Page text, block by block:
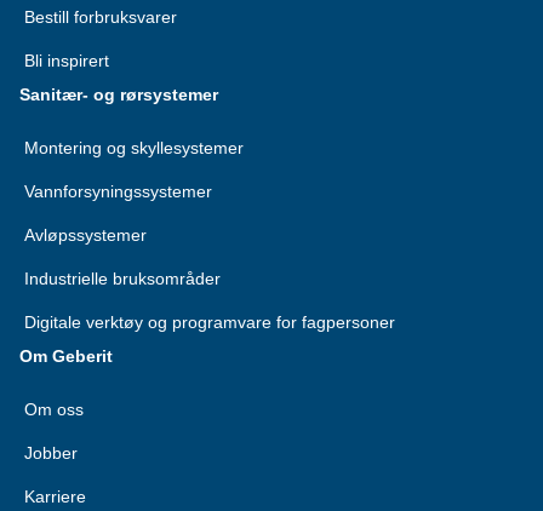
Bestill forbruksvarer
Bli inspirert
Sanitær- og rørsystemer
Montering og skyllesystemer
Vannforsyningssystemer
Avløpssystemer
Industrielle bruksområder
Digitale verktøy og programvare for fagpersoner
Om Geberit
Om oss
Jobber
Karriere